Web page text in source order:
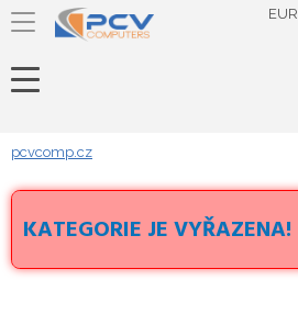
EUR
pcvcomp.cz
KATEGORIE JE VYŘAZENA!